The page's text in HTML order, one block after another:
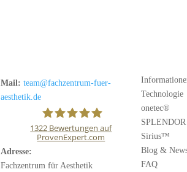
Mail: team@fachzentrum-fuer-
aesthetik.de
1322 Bewertungen auf
ProvenExpert.com
Adresse:
Fachzentrum für Aesthetik
Technologie
onetec®
Sirius™
Blog &
FAQ